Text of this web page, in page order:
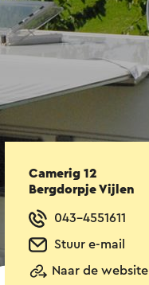
Camerig 12
Bergdorpje Vijlen
043-4551611
Stuur e-mail
Naar de website